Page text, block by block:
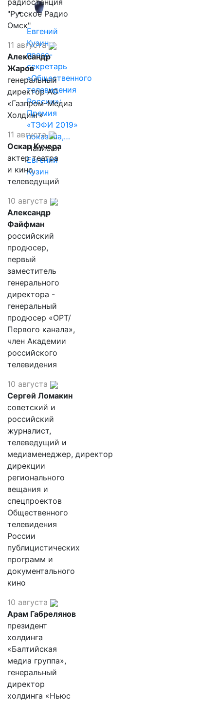
Евгений
Кузин,
пресс-
секретарь
«Общественного
телевидения
России»:
Премия
«ТЭФИ 2019»
показала,…
Написал
Евгений
Кузин
радиостанция
"Русское Радио
Омск"
11 августа
Александр
Жаров
генеральный
директор АО
«Газпром-Медиа
Холдинг»
11 августа
Оскар Кучера
актер театра
и кино,
телеведущий
10 августа
Александр
Файфман
российский
продюсер,
первый
заместитель
генерального
директора -
генеральный
продюсер «ОРТ/
Первого канала»,
член Академии
российского
телевидения
10 августа
Сергей Ломакин
советский и
российский
журналист,
телеведущий и
медиаменеджер, директор
дирекции
регионального
вещания и
спецпроектов
Общественного
телевидения
России
публицистических
программ и
документального
кино
10 августа
Арам Габрелянов
президент
холдинга
«Балтийская
медиа группа»,
генеральный
директор
холдинга «Ньюс